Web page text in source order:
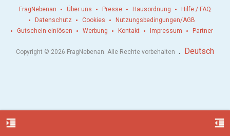
format_indent_increase format_indent_decrease
FragNebenan Über uns Presse Hausordnung
Hilfe / FAQ
Datenschutz
Cookies
Nutzungsbedingungen/AGB
Gutschein einlösen
Werbung Kontakt Impressum Partner
Copyright © 2026 FragNebenan. Alle Rechte vorbehalten . Deutsch